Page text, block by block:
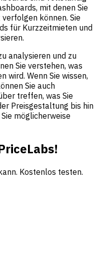
mit denen Sie
können. Sie
für Kurzzeitmieten und
analysieren und zu
Sie verstehen, was
wird. Wenn Sie wissen,
Sie auch
treffen, was Sie
Preisgestaltung bis hin
möglicherweise
Kostenlos testen.